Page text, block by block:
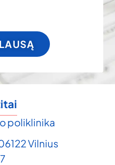
poliklinika
Vilnius